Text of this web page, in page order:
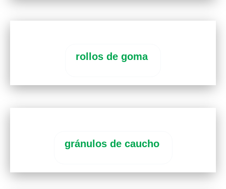
rollos de goma
gránulos de caucho